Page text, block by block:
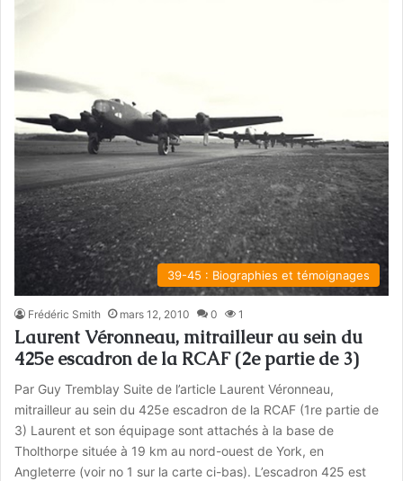
39-45 : Biographies et témoignages
Frédéric Smith mars 12, 2010 0 1
Laurent Véronneau, mitrailleur au sein du
425e escadron de la RCAF (2e partie de 3)
Par Guy Tremblay Suite de l’article Laurent Véronneau,
mitrailleur au sein du 425e escadron de la RCAF (1re partie de
3) Laurent et son équipage sont attachés à la base de
Tholthorpe située à 19 km au nord-ouest de York, en
Angleterre (voir no 1 sur la carte ci-bas). L’escadron 425 est